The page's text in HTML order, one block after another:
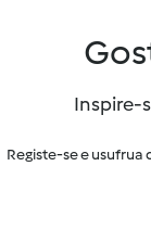
Inspire-
Registe-se e